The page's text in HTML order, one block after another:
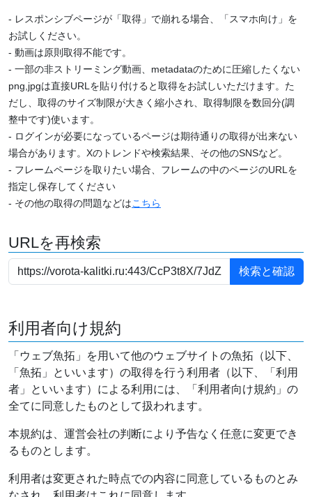
- レスポンシブページが「取得」で崩れる場合、「スマホ向け」を
お試しください。
- 動画は原則取得不能です。
- 一部の非ストリーミング動画、metadataのために圧縮したくない
png,jpgは直接URLを貼り付けると取得をお試しいただけます。た
だし、取得のサイズ制限が大きく縮小され、取得制限を数回分(調
整中です)使います。
- ログインが必要になっているページは期待通りの取得が出来ない
場合があります。Xのトレンドや検索結果、その他のSNSなど。
- フレームページを取りたい場合、フレームの中のページのURLを
指定し保存してください
- その他の取得の問題などはこちら
URLを再検索
利用者向け規約
「ウェブ魚拓」を用いて他のウェブサイトの魚拓（以下、
「魚拓」といいます）の取得を行う利用者（以下、「利用
者」といいます）による利用には、「利用者向け規約」の
全てに同意したものとして扱われます。
本規約は、運営会社の判断により予告なく任意に変更でき
るものとします。
利用者は変更された時点での内容に同意しているものとみ